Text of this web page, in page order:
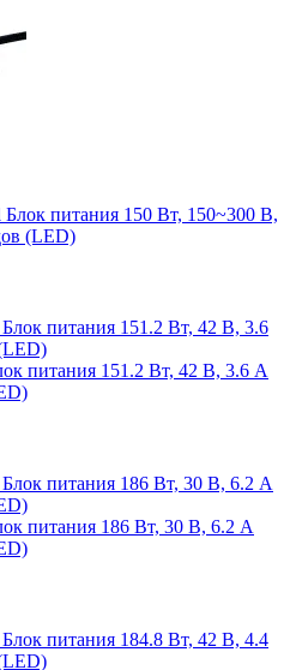
питания 150 Вт, 150~300 В,
(LED)
питания 151.2 Вт, 42 В, 3.6 А
питания 186 Вт, 30 В, 6.2 А